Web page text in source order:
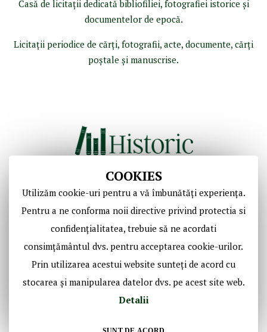
COOKIES
Utilizăm cookie-uri pentru a vă îmbunătăți experiența.
Pentru a ne conforma noii directive privind protectia si
confidențialitatea, trebuie să ne acordati
consimțământul dvs. pentru acceptarea cookie-urilor.
Prin utilizarea acestui website sunteți de acord cu
stocarea și manipularea datelor dvs. pe acest site web.
Detalii
Casă de licitaţii dedicată bibliofiliei, fotografiei istorice şi
documentelor de epocă.
Licitaţii periodice de cărţi, fotografii, acte, documente, cărţi
poştale şi manuscrise.
Copyright © Casa de Licitaţii Historic SRL
Social Media Historic